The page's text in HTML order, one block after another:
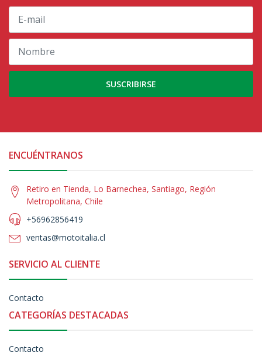
SUSCRIBIRSE
ENCUÉNTRANOS
Retiro en Tienda, Lo Barnechea, Santiago, Región
Metropolitana, Chile
+56962856419
ventas@motoitalia.cl
SERVICIO AL CLIENTE
Contacto
CATEGORÍAS DESTACADAS
Contacto